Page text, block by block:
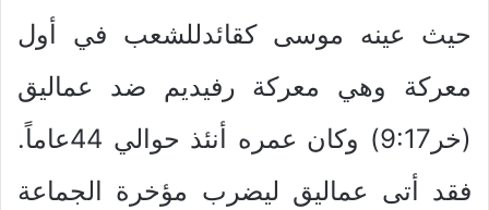
حيث عينه موسى كقائدللشعب في أول
معركة وهي معركة رفيديم ضد عماليق
(خر9:17) وكان عمره أنئذ حوالي 44عاماً.
فقد أتى عماليق ليضرب مؤخرة الجماعة